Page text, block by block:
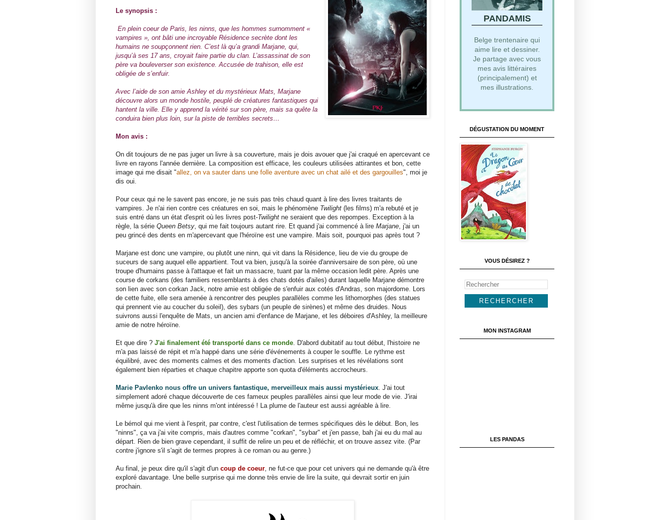
Le synopsis :
En plein coeur de Paris, les ninns, que les hommes surnomment «
vampires », ont bâti une incroyable Résidence secrète dont les
humains ne soupçonnent rien. C’est là qu’a grandi Marjane, qui,
jusqu’à ses 17 ans, croyait faire partie du clan. L’assassinat de son
père va bouleverser son existence. Accusée de trahison, elle est
obligée de s’enfuir.
Avec l’aide de son amie Ashley et du mystérieux Mats, Marjane
découvre alors un monde hostile, peuplé de créatures fantastiques qui
hantent la ville. Elle y apprend la vérité sur son père, mais sa quête la
conduira bien plus loin, sur la piste de terribles secrets…
Mon avis :
On dit toujours de ne pas juger un livre à sa couverture, mais je dois avouer que j'ai craqué en apercevant ce
livre en rayons l'année dernière. La composition est efficace, les couleurs utilisées attirantes et bon, cette
image qui me disait "allez, on va sauter dans une folle aventure avec un chat ailé et des gargouilles", moi je
dis oui.
Pour ceux qui ne le savent pas encore, je ne suis pas très chaud quant à lire des livres traitants de
vampires. Je n'ai rien contre ces créatures en soi, mais le phénomène Twilight (les films) m'a rebuté et je
suis entré dans un état d'esprit où les livres post-Twilight ne seraient que des repompes. Exception à la
règle, la série Queen Betsy, qui me fait toujours autant rire. Et quand j'ai commencé à lire Marjane, j'ai un
peu grincé des dents en m'apercevant que l'héroïne est une vampire. Mais soit, pourquoi pas après tout ?
Marjane est donc une vampire, ou plutôt une ninn, qui vit dans la Résidence, lieu de vie du groupe de
suceurs de sang auquel elle appartient. Tout va bien, jusqu'à la soirée d'anniversaire de son père, où une
troupe d'humains passe à l'attaque et fait un massacre, tuant par la même occasion ledit père. Après une
course de corkans (des familiers ressemblants à des chats dotés d'ailes) durant laquelle Marjane démontre
son lien avec son corkan Jack, notre amie est obligée de s'enfuir aux cotés d'Andras, son majordome. Lors
de cette fuite, elle sera amenée à rencontrer des peuples parallèles comme les lithomorphes (des statues
qui prennent vie au coucher du soleil), des sybars (un peuple de sirènes) et même des druides. Nous
suivrons aussi l'enquête de Mats, un ancien ami d'enfance de Marjane, et les déboires d'Ashley, la meilleure
amie de notre héroïne.
Et que dire ? J'ai finalement été transporté dans ce monde. D'abord dubitatif au tout début, l'histoire ne
m'a pas laissé de répit et m'a happé dans une série d'événements à couper le souffle. Le rythme est
équilibré, avec des moments calmes et des moments d'action. Les surprises et les révélations sont
également bien réparties et chaque chapitre apporte son quota d'éléments accrocheurs.
Marie Pavlenko nous offre un univers fantastique, merveilleux mais aussi mystérieux. J'ai tout
simplement adoré chaque découverte de ces fameux peuples parallèles ainsi que leur mode de vie. J'irai
même jusqu'à dire que les ninns m'ont intéressé ! La plume de l'auteur est aussi agréable à lire.
Le bémol qui me vient à l'esprit, par contre, c'est l'utilisation de termes spécifiques dès le début. Bon, les
"ninns", ça va j'ai vite compris, mais d'autres comme "corkan", "sybar" et j'en passe, bah j'ai eu du mal au
départ. Rien de bien grave cependant, il suffit de relire un peu et de réfléchir, et on trouve assez vite. (Par
contre j'ignore s'il s'agit de termes propres à ce roman ou au genre.)
Au final, je peux dire qu'il s'agit d'un coup de coeur, ne fut-ce que pour cet univers qui ne demande qu'à être
exploré davantage. Une belle surprise qui me donne très envie de lire la suite, qui devrait sortir en juin
prochain.
PANDAMIS
Belge trentenaire qui
aime lire et dessiner.
Je partage avec vous
mes avis littéraires
(principalement) et
mes illustrations.
DÉGUSTATION DU MOMENT
VOUS DÉSIREZ ?
MON INSTAGRAM
LES PANDAS